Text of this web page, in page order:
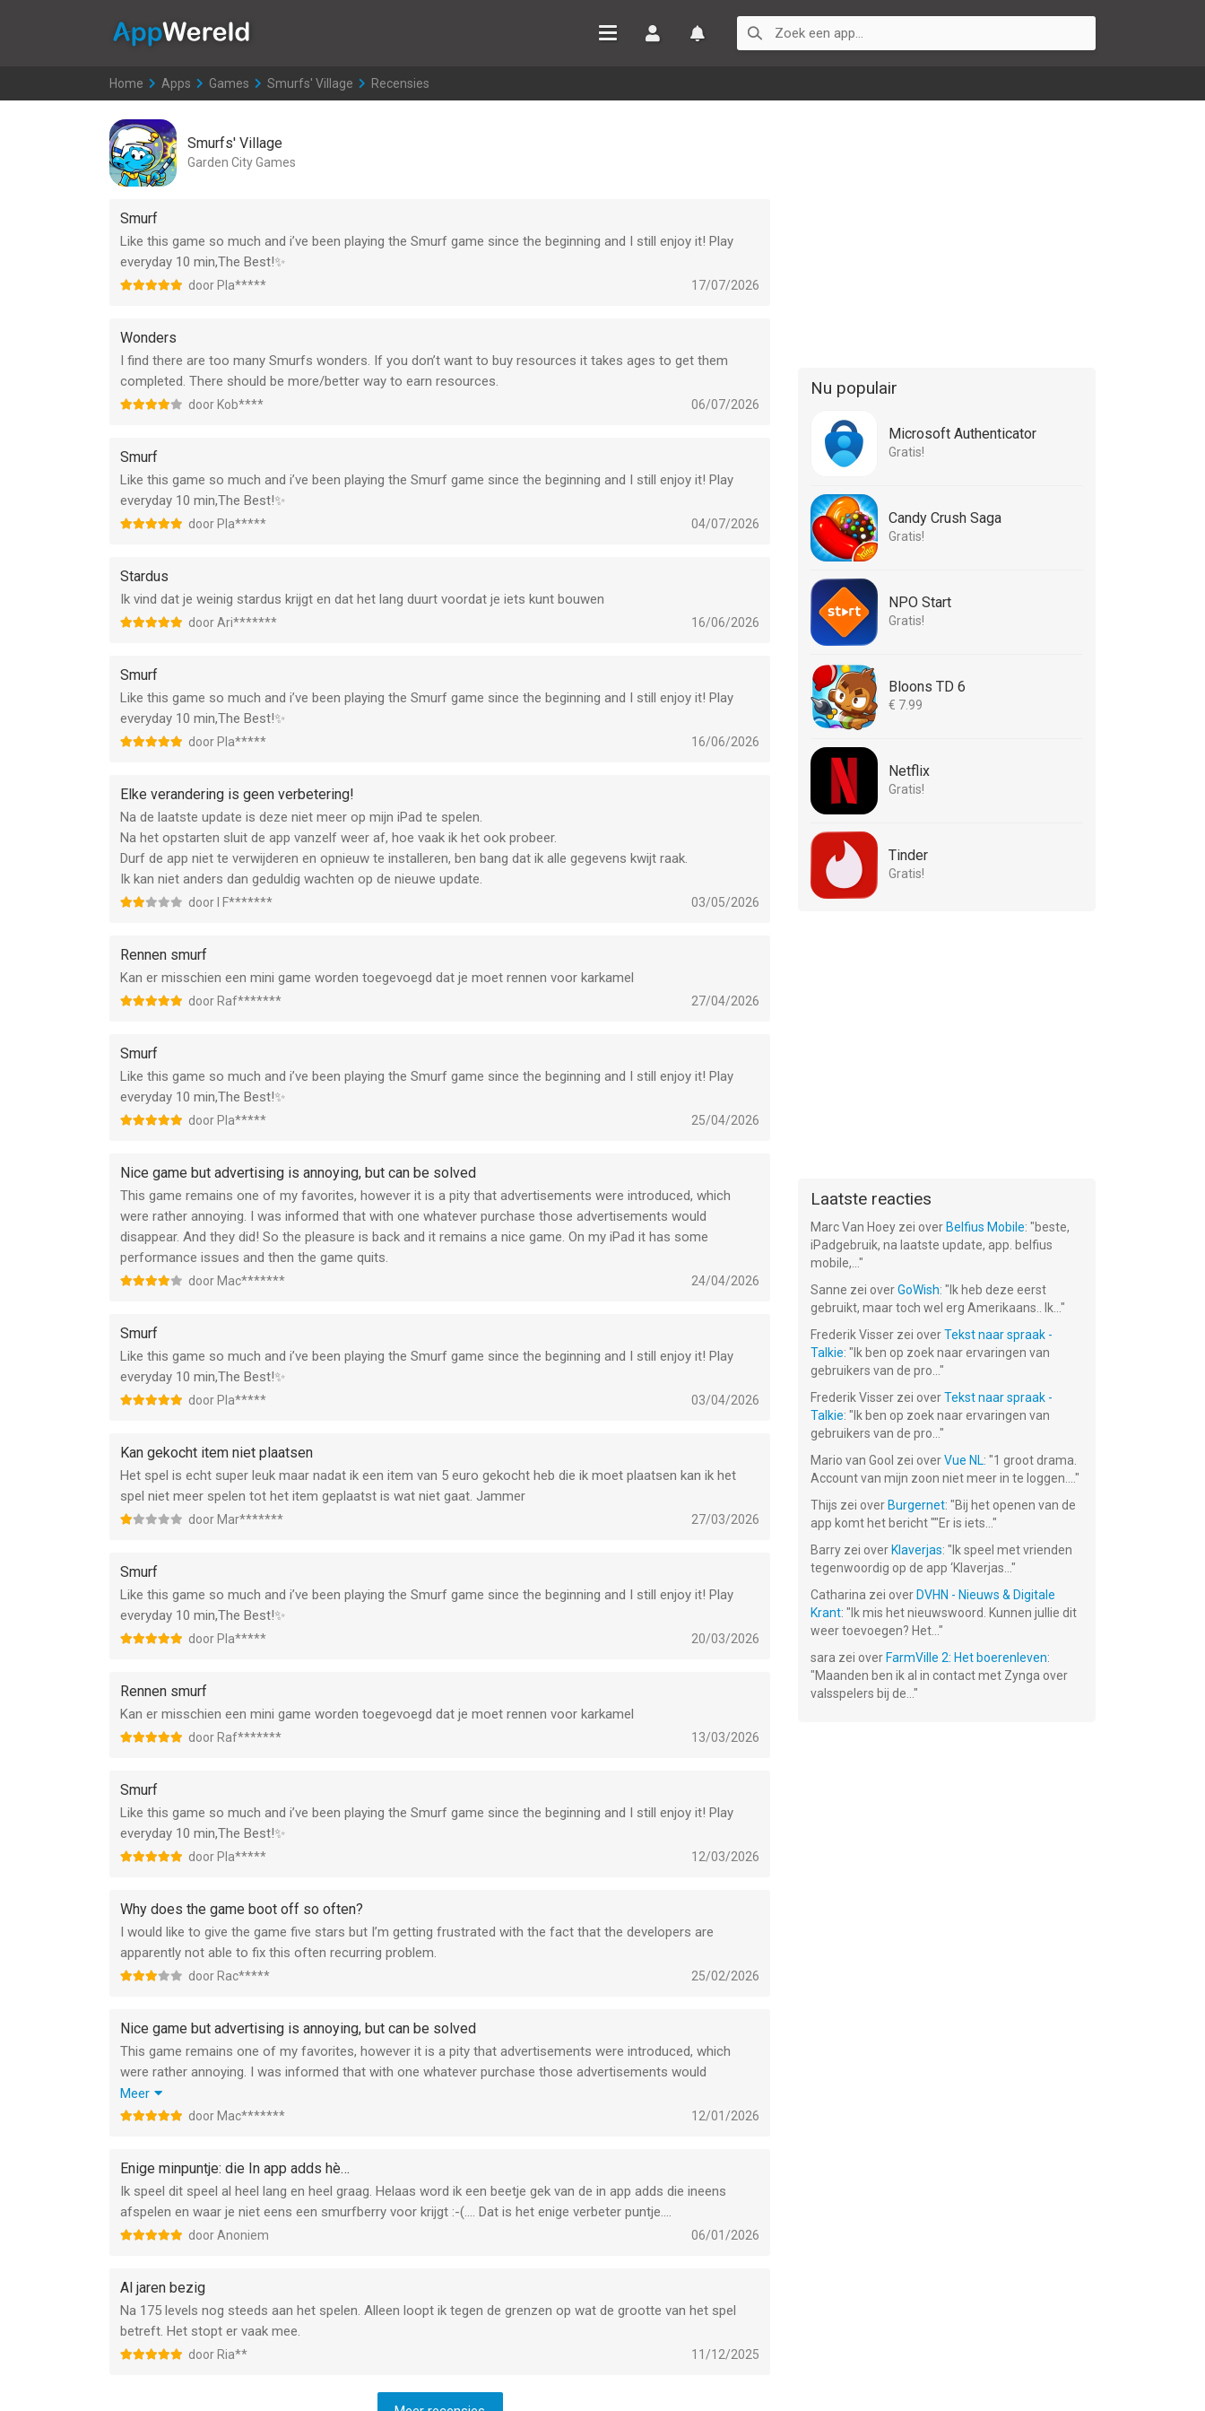
Home >
Apps >
Games >
Smurfs' Village >
Recensies
Smurfs' Village
Garden City Games
Smurf
Like this game so much and i’ve been playing the Smurf game since the beginning and I still enjoy it! Play
everyday 10 min,The Best!✨
door Pla***** 17/07/2026
Wonders
I find there are too many Smurfs wonders. If you don’t want to buy resources it takes ages to get them
completed. There should be more/better way to earn resources.
door Kob**** 06/07/2026
Smurf
Like this game so much and i’ve been playing the Smurf game since the beginning and I still enjoy it! Play
everyday 10 min,The Best!✨
door Pla***** 04/07/2026
Stardus
Ik vind dat je weinig stardus krijgt en dat het lang duurt voordat je iets kunt bouwen
door Ari******* 16/06/2026
Smurf
Like this game so much and i’ve been playing the Smurf game since the beginning and I still enjoy it! Play
everyday 10 min,The Best!✨
door Pla***** 16/06/2026
Elke verandering is geen verbetering!
Na de laatste update is deze niet meer op mijn iPad te spelen.
Na het opstarten sluit de app vanzelf weer af, hoe vaak ik het ook probeer.
Durf de app niet te verwijderen en opnieuw te installeren, ben bang dat ik alle gegevens kwijt raak.
Ik kan niet anders dan geduldig wachten op de nieuwe update.
door I F******* 03/05/2026
Rennen smurf
Kan er misschien een mini game worden toegevoegd dat je moet rennen voor karkamel
door Raf******* 27/04/2026
Smurf
Like this game so much and i’ve been playing the Smurf game since the beginning and I still enjoy it! Play
everyday 10 min,The Best!✨
door Pla***** 25/04/2026
Nice game but advertising is annoying, but can be solved
This game remains one of my favorites, however it is a pity that advertisements were introduced, which
were rather annoying. I was informed that with one whatever purchase those advertisements would
disappear. And they did! So the pleasure is back and it remains a nice game. On my iPad it has some
performance issues and then the game quits.
door Mac******* 24/04/2026
Smurf
Like this game so much and i’ve been playing the Smurf game since the beginning and I still enjoy it! Play
everyday 10 min,The Best!✨
door Pla***** 03/04/2026
Kan gekocht item niet plaatsen
Het spel is echt super leuk maar nadat ik een item van 5 euro gekocht heb die ik moet plaatsen kan ik het
spel niet meer spelen tot het item geplaatst is wat niet gaat. Jammer
door Mar******* 27/03/2026
Smurf
Like this game so much and i’ve been playing the Smurf game since the beginning and I still enjoy it! Play
everyday 10 min,The Best!✨
door Pla***** 20/03/2026
Rennen smurf
Kan er misschien een mini game worden toegevoegd dat je moet rennen voor karkamel
door Raf******* 13/03/2026
Smurf
Like this game so much and i’ve been playing the Smurf game since the beginning and I still enjoy it! Play
everyday 10 min,The Best!✨
door Pla***** 12/03/2026
Why does the game boot off so often?
I would like to give the game five stars but I’m getting frustrated with the fact that the developers are
apparently not able to fix this often recurring problem.
door Rac***** 25/02/2026
Nice game but advertising is annoying, but can be solved
This game remains one of my favorites, however it is a pity that advertisements were introduced, which
were rather annoying. I was informed that with one whatever purchase those advertisements would
disappear. And they did!
So the pleasure is back and it remains a nice game. On my iPad it has some small performance issues but
Meer
door Mac******* 12/01/2026
Enige minpuntje: die In app adds hè…
Ik speel dit speel al heel lang en heel graag. Helaas word ik een beetje gek van de in app adds die ineens
afspelen en waar je niet eens een smurfberry voor krijgt :-(…. Dat is het enige verbeter puntje….
door Anoniem 06/01/2026
Al jaren bezig
Na 175 levels nog steeds aan het spelen. Alleen loopt ik tegen de grenzen op wat de grootte van het spel
betreft. Het stopt er vaak mee.
door Ria** 11/12/2025
Nu populair
Microsoft Authenticator
Gratis!
Candy Crush Saga
Gratis!
NPO Start
Gratis!
Bloons TD 6
€ 7.99
Netflix
Gratis!
Tinder
Gratis!
Laatste reacties
Marc Van Hoey zei over Belfius Mobile: "beste,
iPadgebruik, na laatste update, app. belfius
mobile,... "
Sanne zei overGoWish: " Ik heb deze eerst
gebruikt, maar toch wel erg Amerikaans.. Ik... "
Frederik Visser zei overTekst naar spraak -
Talkie: " Ik ben op zoek naar ervaringen van
gebruikers van de pro... "
Frederik Visser zei overTekst naar spraak -
Talkie: " Ik ben op zoek naar ervaringen van
gebruikers van de pro... "
Mario van Gool zei overVue NL: "1 groot drama.
Account van mijn zoon niet meer in te loggen.... "
Thijs zei over Burgernet: "Bij het openen van de
app komt het bericht ""Er is iets... "
Barry zei over Klaverjas: " Ik speel met vrienden
tegenwoordig op de app ‘Klaverjas... "
Catharina zei over DVHN - Nieuws & Digitale
Krant: " Ik mis het nieuwswoord. Kunnen jullie dit
weer toevoegen? Het... "
sara zei over FarmVille 2: Het boerenleven:
"Maanden ben ik al in contact met Zynga over
valsspelers bij de... "